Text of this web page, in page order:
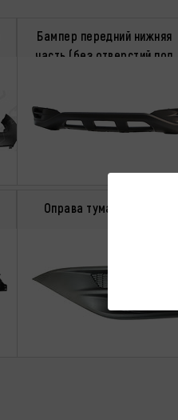
Бампер передний нижняя
часть (без отверстий под
Оправа туманки левая